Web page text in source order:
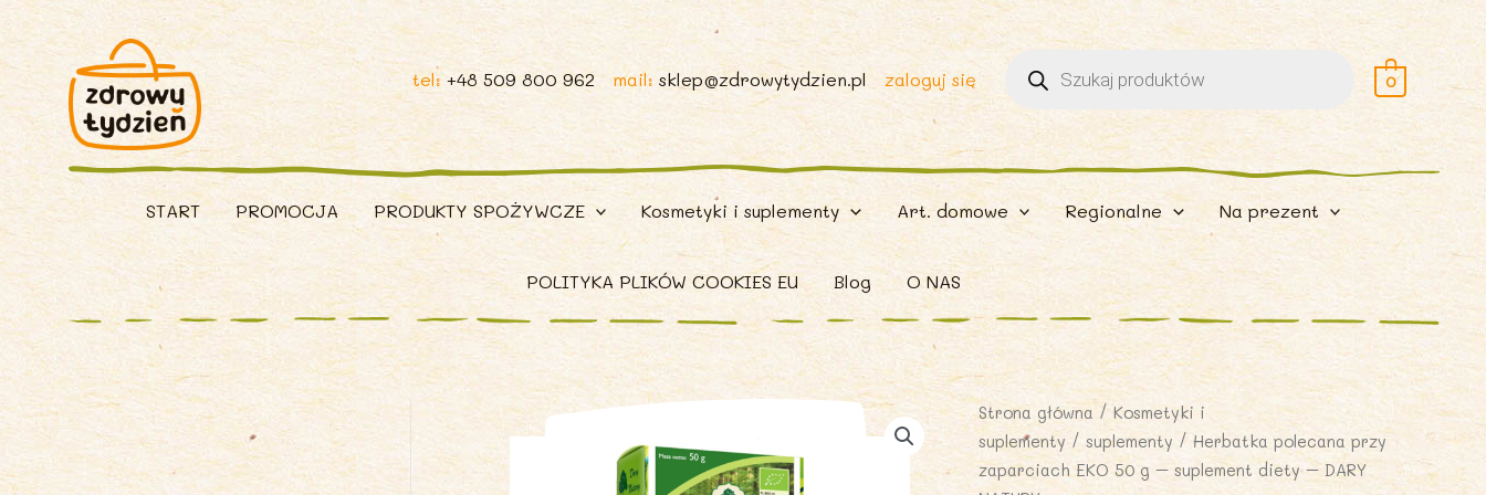
tel: +48 509 800 962 mail: sklep@zdrowytydzien.pl zaloguj się
Wyszukiwarka
produktów 0
START PROMOCJA PRODUKTY SPOŻYWCZE Kosmetyki i suplementy Art. domowe Regionalne Na prezent
POLITYKA PLIKÓW COOKIES EU Blog O NAS
Strona główna /Kosmetyki i
suplementy /suplementy / Herbatka polecana przy
zaparciach EKO 50 g – suplement diety – DARY